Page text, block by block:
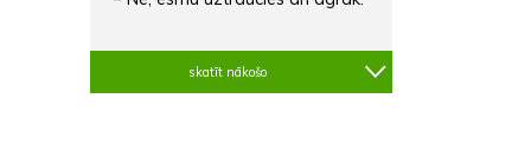
skatīt nākošo